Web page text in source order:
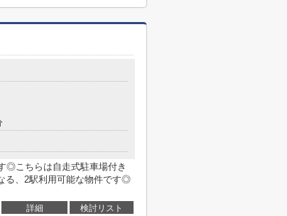
◎こちらは自走式駐車場付き
る、2駅利用可能な物件です◎
詳細 検討リスト